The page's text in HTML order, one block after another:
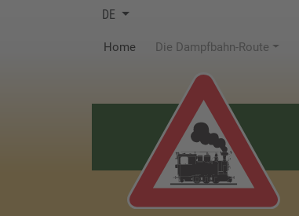
DE
Home(current)Die Dampfbahn-Route